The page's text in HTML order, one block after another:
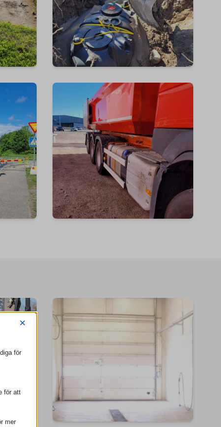
×
för
för att
mer